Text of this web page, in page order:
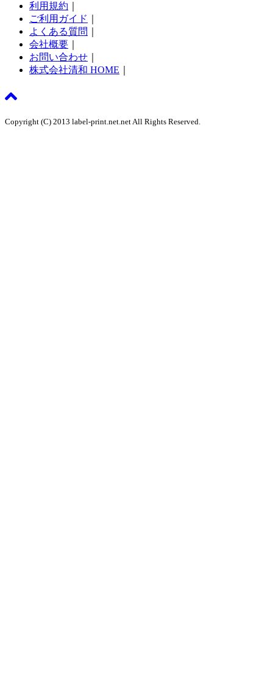
利用規約
ご利用ガイド
よくある質問
会社概要
お問い合わせ
株式会社清和 HOME
Copyright (C) 2013 label-print.net.net All Rights Reserved.